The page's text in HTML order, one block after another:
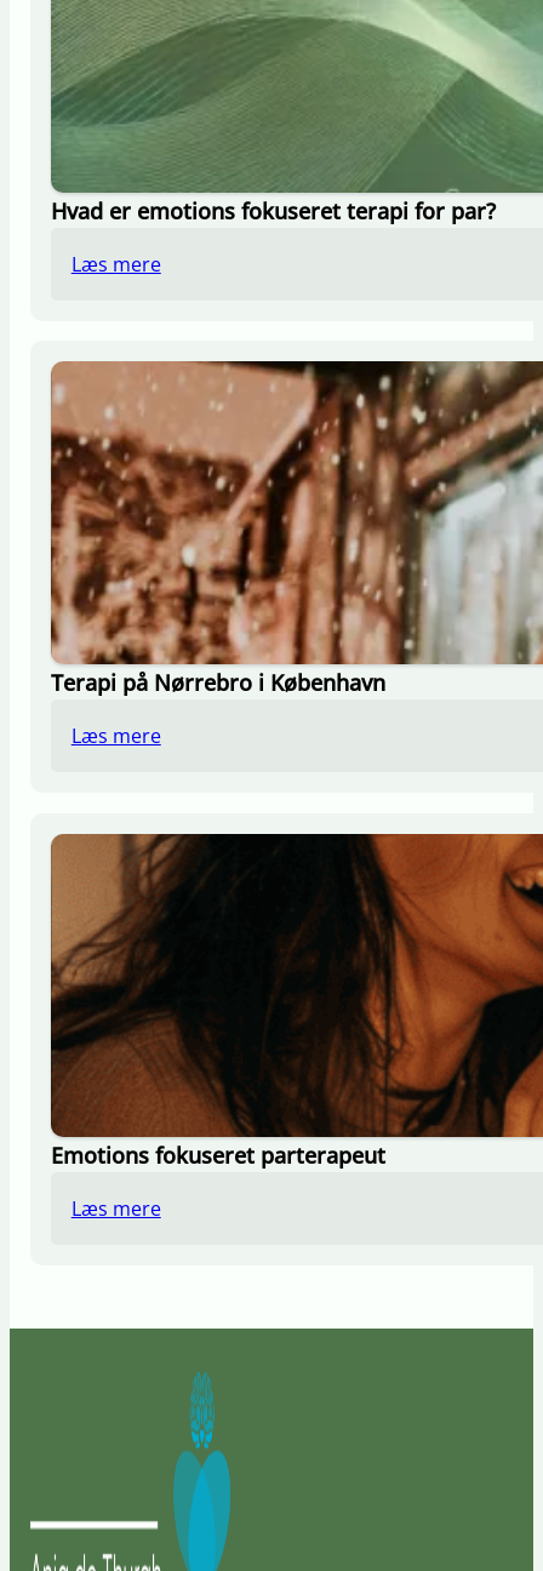
Hvad er emotions fokuseret terapi for par?
Læs mere
Terapi på Nørrebro i København
Læs mere
Emotions fokuseret parterapeut
Læs mere